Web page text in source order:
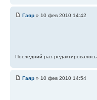
Гаяр » 10 фев 2010 14:42
Последний раз редактировалось
Гаяр » 10 фев 2010 14:54